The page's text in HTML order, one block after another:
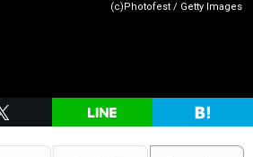
(c)Photofest / Getty Images